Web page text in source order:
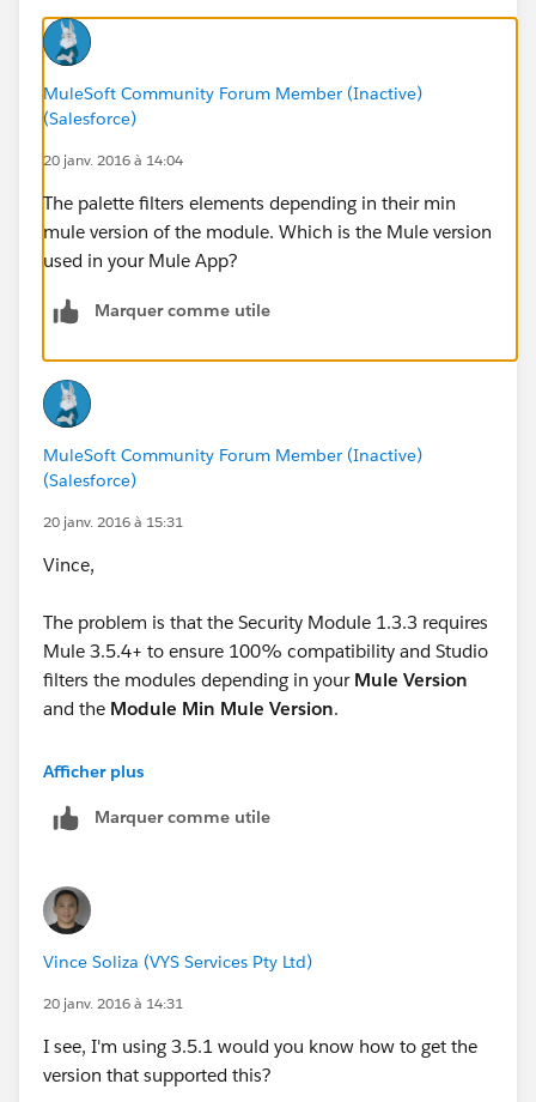
MuleSoft Community Forum Member (Inactive)
(Salesforce)
20 janv. 2016 à 14:04
The palette filters elements depending in their min
mule version of the module. Which is the Mule version
used in your Mule App?
Marquer comme utile
MuleSoft Community Forum Member (Inactive)
(Salesforce)
20 janv. 2016 à 15:31
Vince,
The problem is that the Security Module 1.3.3 requires
Mule 3.5.4+ to ensure 100% compatibility and Studio
filters the modules depending in your Mule Version
and the Module Min Mule Version.
The best option is to upgrade your Mule Version from
module.
Greets
Esteban
Afficher plus
Marquer comme utile
Vince Soliza (VYS Services Pty Ltd)
20 janv. 2016 à 14:31
I see, I'm using 3.5.1 would you know how to get the
version that supported this?